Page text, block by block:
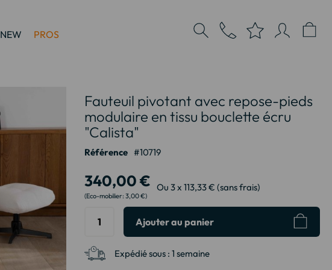
NEW PROS
Fauteuil pivotant avec repose-pieds
modulaire en tissu bouclette écru
"Calista"
Référence 10719
340,00 €
3,00 €
Ou 3 x 113,33 € (sans frais)
Ajouter au panier
Expédié sous : 1 semaine